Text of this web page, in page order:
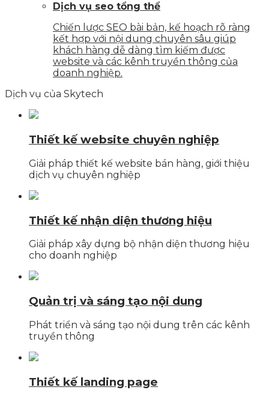
Dịch vụ seo tổng thể
Chiến lược SEO bài bản, kế hoạch rõ ràng
kết hợp với nội dung chuyên sâu giúp
khách hàng dễ dàng tìm kiếm được
website và các kênh truyền thông của
doanh nghiệp.
Dịch vụ của Skytech
Thiết kế website chuyên nghiệp
Giải pháp thiết kế website bán hàng, giới thiệu
dịch vụ chuyên nghiệp
Thiết kế nhận diện thương hiệu
Giải pháp xây dựng bộ nhận diện thương hiệu
cho doanh nghiệp
Quản trị và sáng tạo nội dung
Phát triển và sáng tạo nội dung trên các kênh
truyền thông
Thiết kế landing page